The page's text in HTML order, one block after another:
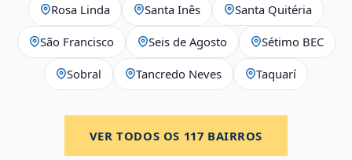
Rosa Linda Santa Inês Santa Quitéria
São Francisco Seis de Agosto Sétimo BEC
Sobral Tancredo Neves Taquarí
VER TODOS OS 117 BAIRROS